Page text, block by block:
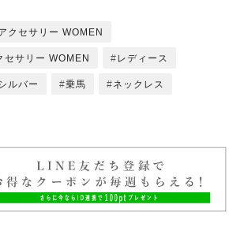
クセサリー WOMEN
セサリー WOMEN レディース
ルバー 乗馬 ネックレス